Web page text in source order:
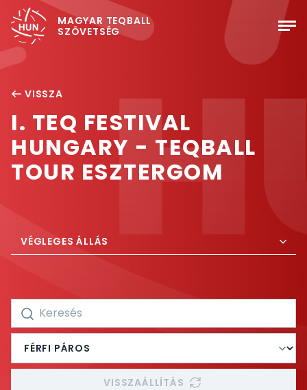
MAGYAR TEQBALL
SZÖVETSÉG
VISSZA
I. TEQ FESTIVAL
HUNGARY - TEQBALL
TOUR ESZTERGOM
VÉGLEGES ÁLLÁS
VISSZAÁLLÍTÁS